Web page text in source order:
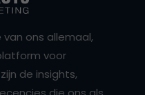
ons allemaal,
voor
de insights,